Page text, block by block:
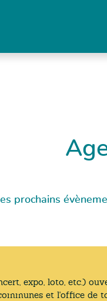
prochains
expo, loto, etc.)
et l'office de